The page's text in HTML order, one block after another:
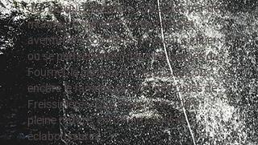
des vasques limpides. Encadrés par des
moniteurs diplômés, débutants et
aventuriers confirmés peuvent s’initier
ou se perfectionner dans les gorges du
Fournel, le canyon de L’eychauda ou
encore le fameux canyon des Oules de
Freissinières. Une immersion 100%
pleine nature, entre verticalité et
éclaboussures.